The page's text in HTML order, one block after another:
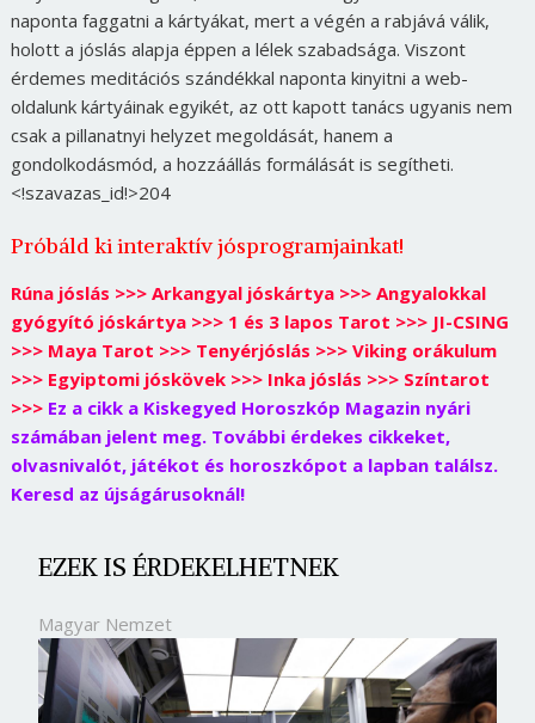
naponta faggatni a kártyákat, mert a végén a rabjává válik,
holott a jóslás alapja éppen a lélek szabadsága. Viszont
érdemes meditációs szándékkal naponta kinyitni a web-
oldalunk kártyáinak egyikét, az ott kapott tanács ugyanis nem
csak a pillanatnyi helyzet megoldását, hanem a
gondolkodásmód, a hozzáállás formálását is segítheti.
<!szavazas_id!>204
Próbáld ki interaktív jósprogramjainkat!
Rúna jóslás >>> Arkangyal jóskártya >>> Angyalokkal
gyógyító jóskártya >>> 1 és 3 lapos Tarot >>> JI-CSING
>>> Maya Tarot >>> Tenyérjóslás >>> Viking orákulum
>>> Egyiptomi jóskövek >>> Inka jóslás >>> Színtarot
>>> Ez a cikk a Kiskegyed Horoszkóp Magazin nyári
számában jelent meg. További érdekes cikkeket,
olvasnivalót, játékot és horoszkópot a lapban találsz.
Keresd az újságárusoknál!
EZEK IS ÉRDEKELHETNEK
Magyar Nemzet